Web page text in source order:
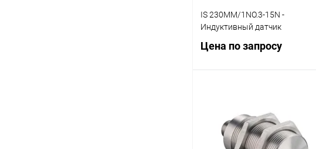
IS 230MM/1NO.3-15N -
Индуктивный датчик
Цена по запросу
Купить в 1 клик
В избранное
Наличие